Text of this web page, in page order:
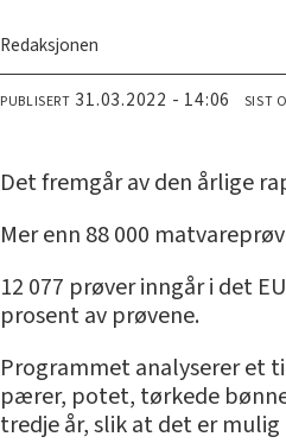
Redaksjonen
PUBLISERT 31.03.2022 - 14:06 SIST
Det fremgår av den årlige
Mer enn 88 000
12 077 prøver inngår i det
prosent av prøvene.
Programmet analyserer et
pærer, potet, tørkede
tredje år, slik at det er